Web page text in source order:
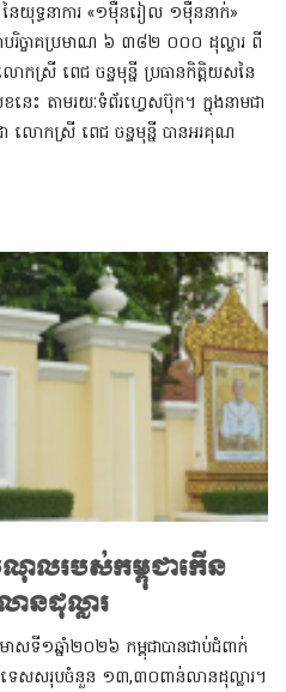
ៃយុទ្ធនាការ «១ម៉ឺនរៀល ១ម៉ឺននាក់»
បរិច្ចាគប្រមាណ ៦ ៣៨២ ០០០ ដុល្លារ ពី
ស្រី ពេជ ចន្ទមុន្នី ប្រធានកិត្តិយសនៃ
នេះ តាមរយៈទំព័រហ្វេសប៊ុក។ ក្នុងនាមជា
ា លោកស្រី ពេជ ចន្ទមុន្នី បានអរគុណ
ណុលរបស់កម្ពុជាកើន
នដុល្លារ
ទី១ឆ្នាំ២០២៦ កម្ពុជាបានជាប់ជំពាក់
េសសរុបចំនួន ១៣,៣០ពាន់លានដុល្លារ។